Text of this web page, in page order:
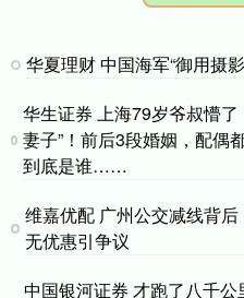
华夏理财 中国海军“御用摄
华生证券 上海79岁爷叔懵
妻子”！前后3段婚姻，配偶
到底是谁……
维嘉优配 广州公交减线背
无优惠引争议
中国银河证券 才跑了八千